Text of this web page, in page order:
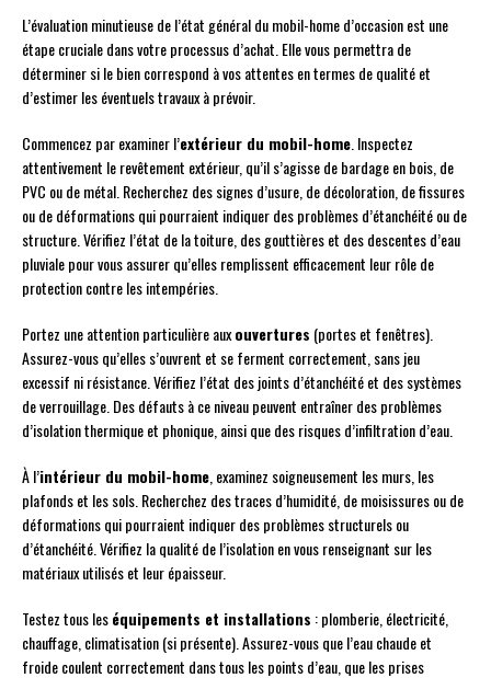
L’évaluation minutieuse de l’état général du mobil-home d’occasion est une
étape cruciale dans votre processus d’achat. Elle vous permettra de
déterminer si le bien correspond à vos attentes en termes de qualité et
d’estimer les éventuels travaux à prévoir.
Commencez par examiner l’extérieur du mobil-home . Inspectez
attentivement le revêtement extérieur, qu’il s’agisse de bardage en bois, de
PVC ou de métal. Recherchez des signes d’usure, de décoloration, de fissures
ou de déformations qui pourraient indiquer des problèmes d’étanchéité ou de
structure. Vérifiez l’état de la toiture, des gouttières et des descentes d’eau
pluviale pour vous assurer qu’elles remplissent efficacement leur rôle de
protection contre les intempéries.
Portez une attention particulière auxouvertures (portes et fenêtres).
Assurez-vous qu’elles s’ouvrent et se ferment correctement, sans jeu
excessif ni résistance. Vérifiez l’état des joints d’étanchéité et des systèmes
de verrouillage. Des défauts à ce niveau peuvent entraîner des problèmes
d’isolation thermique et phonique, ainsi que des risques d’infiltration d’eau.
À l’intérieur du mobil-home , examinez soigneusement les murs, les
plafonds et les sols. Recherchez des traces d’humidité, de moisissures ou de
déformations qui pourraient indiquer des problèmes structurels ou
d’étanchéité. Vérifiez la qualité de l’isolation en vous renseignant sur les
matériaux utilisés et leur épaisseur.
Testez tous leséquipements et installations : plomberie, électricité,
chauffage, climatisation (si présente). Assurez-vous que l’eau chaude et
froide coulent correctement dans tous les points d’eau, que les prises